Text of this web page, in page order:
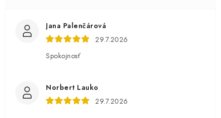
Jana Palenčárová
29.7.2026
Spokojnosť
Norbert Lauko
29.7.2026